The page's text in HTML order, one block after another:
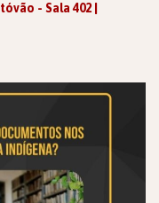
- Sala 402 |